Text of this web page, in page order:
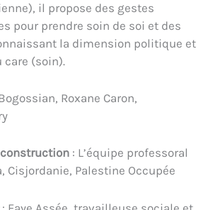
il propose des gestes
pour prendre soin de soi et des
la dimension politique et
(soin).
Roxane Caron,
: L’équipe professoral
Cisjordanie, Palestine Occupée